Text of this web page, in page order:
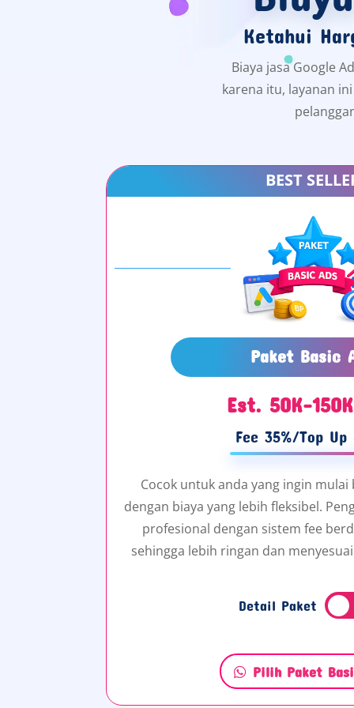
Ketahui
Biaya jasa Google
karena itu, layanan
BEST
Paket Basic
Est. 50K-
Fee 35%/Top Up
Cocok untuk anda yang ingin mulai
dengan biaya yang lebih fleksibel.
profesional dengan sistem fee
sehingga lebih ringan dan
Detail Paket
Pilih Paket